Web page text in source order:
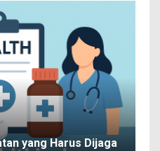
yang Harus Dijaga